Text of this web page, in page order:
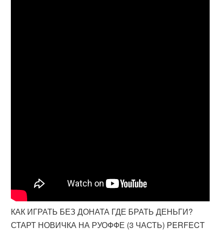
КАК ИГРАТЬ БЕЗ ДОНАТА ГДЕ БРАТЬ ДЕНЬГИ?
СТАРТ НОВИЧКА НА РУОФФЕ (3 ЧАСТЬ) PERFECT